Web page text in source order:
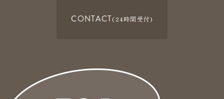
CONTACT(24時間受付)